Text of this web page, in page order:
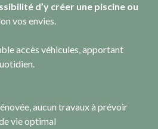
d’y créer une piscine ou
vos envies.
accès véhicules, apportant
aucun travaux à prévoir
vie optimal